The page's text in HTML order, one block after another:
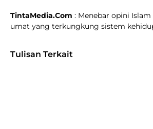
TintaMedia.Com : Menebar opini
umat yang terkungkung sistem
Tulisan Terkait